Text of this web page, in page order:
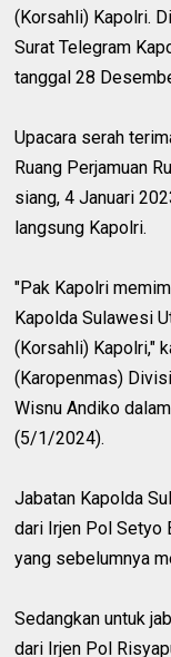
(Korsahli) Kapolri.
Surat Telegram
tanggal 28
Upacara serah
Ruang Perjamuan
siang, 4 Januari
langsung Kapolri.
"Pak Kapolri
Kapolda Sulawesi
(Korsahli) Kapolri,"
(Karopenmas)
Wisnu Andiko
(5/1/2024).
Jabatan Kapolda
dari Irjen Pol Setyo
yang sebelumnya
Sedangkan untuk
dari Irjen Pol